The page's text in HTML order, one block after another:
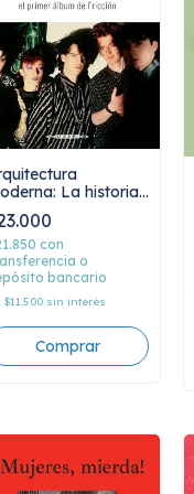
La historia
Consumación o
el primer
de Fricción,
Giordano
con
o
bancario
$11.500 sin interés